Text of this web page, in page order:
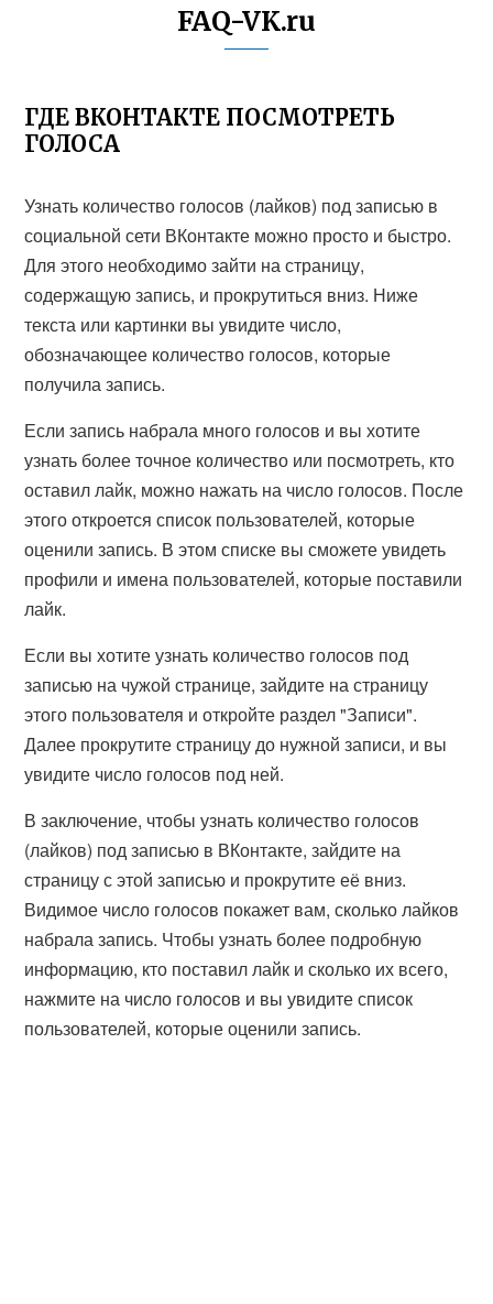
FAQ-VK.ru
ГДЕ ВКОНТАКТЕ ПОСМОТРЕТЬ
ГОЛОСА
Узнать количество голосов (лайков) под записью в
социальной сети ВКонтакте можно просто и быстро.
Для этого необходимо зайти на страницу,
содержащую запись, и прокрутиться вниз. Ниже
текста или картинки вы увидите число,
обозначающее количество голосов, которые
получила запись.
Если запись набрала много голосов и вы хотите
узнать более точное количество или посмотреть, кто
оставил лайк, можно нажать на число голосов. После
этого откроется список пользователей, которые
оценили запись. В этом списке вы сможете увидеть
профили и имена пользователей, которые поставили
лайк.
Если вы хотите узнать количество голосов под
записью на чужой странице, зайдите на страницу
этого пользователя и откройте раздел "Записи".
Далее прокрутите страницу до нужной записи, и вы
увидите число голосов под ней.
В заключение, чтобы узнать количество голосов
(лайков) под записью в ВКонтакте, зайдите на
страницу с этой записью и прокрутите её вниз.
Видимое число голосов покажет вам, сколько лайков
набрала запись. Чтобы узнать более подробную
информацию, кто поставил лайк и сколько их всего,
нажмите на число голосов и вы увидите список
пользователей, которые оценили запись.